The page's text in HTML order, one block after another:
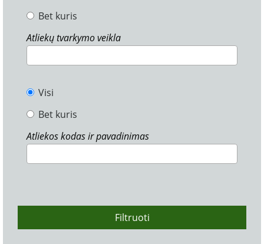
Bet kuris
Atliekų tvarkymo veikla
Visi
Bet kuris
Atliekos kodas ir pavadinimas
Filtruoti